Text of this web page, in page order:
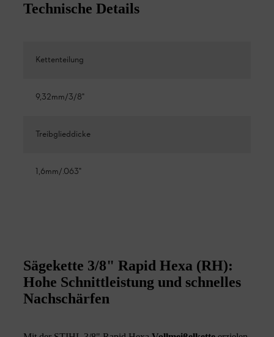
Technische Details
Kettenteilung
9,32mm/3/8"
Treibglieddicke
1,6mm/.063"
Sägekette 3/8" Rapid Hexa (RH):
Hohe Schnittleistung und schnelles
Nachschärfen